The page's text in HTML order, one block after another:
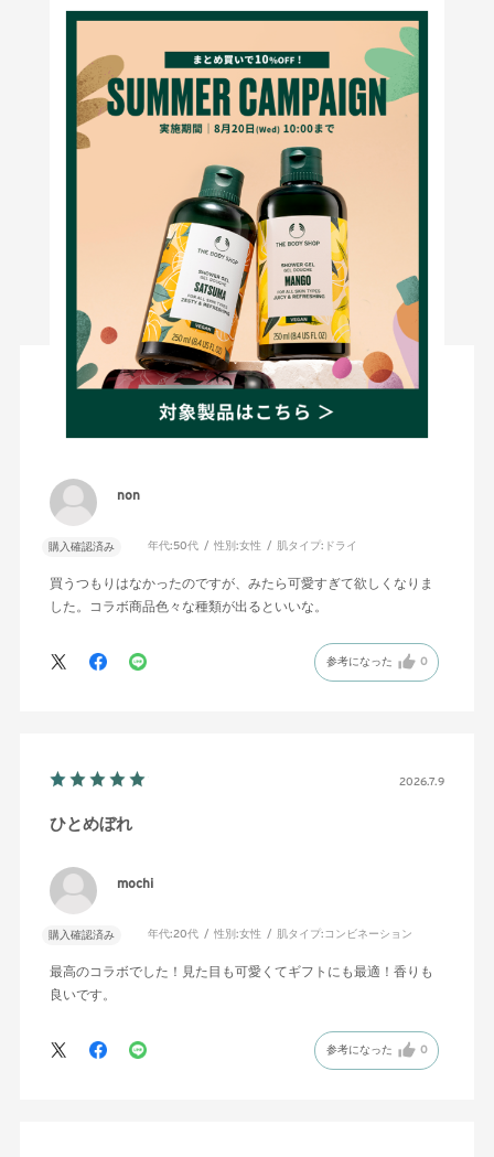
4.8
レビュー件数：5件
★ 5 (4)
★
絞り込み 表示：新しい順
可愛すぎた
non
購入確認済み 年代: 50代 性別:女性 肌タイプ: ドライ
買うつもりはなかったのですが、みたら可愛すぎて欲しくなりま
した。コラボ商品色々な種類が出るといいな。
参考になった 0
2026.7.9
ひとめぼれ
mochi
購入確認済み 年代: 20代 性別:女性 肌タイプ: コンビネーション
最高のコラボでした！見た目も可愛くてギフトにも最適！香りも
良いです。
参考になった 0